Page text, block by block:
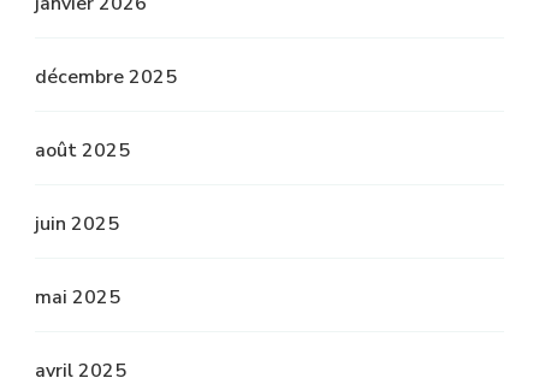
décembre 2025
août 2025
juin 2025
mai 2025
avril 2025